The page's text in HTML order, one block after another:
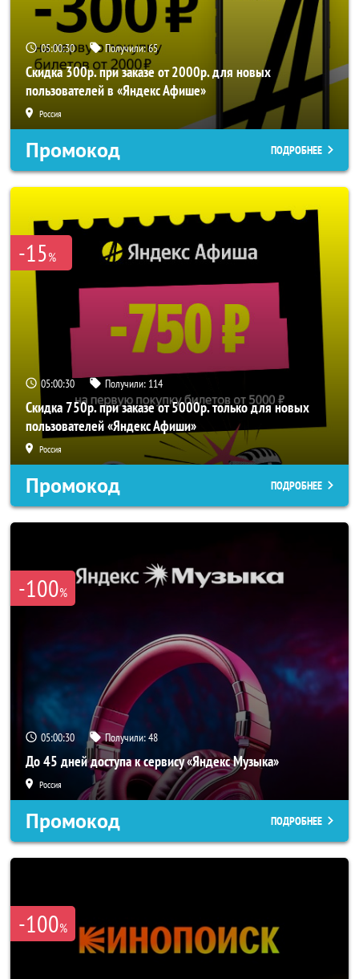
05:00:28 Получили:65
Скидка 300р. при заказе от 2000р. для новых
пользователей в «Яндекс Афише»
Россия
Промокод ПОДРОБНЕЕ
-15%
05:00:28 Получили: 114
Скидка 750р. при заказе от 5000р. только для новых
пользователей «Яндекс Афиши»
Россия
Промокод ПОДРОБНЕЕ
-100%
05:00:28 Получили:48
До 45 дней доступа к сервису «Яндекс Музыка»
Россия
Промокод ПОДРОБНЕЕ
-100%